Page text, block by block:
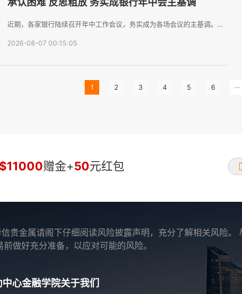
近期，各家银行陆续召开年中工作会议，务实成为各场会议的主基调。不
题。在行业增速放缓的背景下，各家银行不再单纯依靠规模冲刺拉动业
2026-08-07 00:15:05
1 2 3 4 5 6 ···
$11000赠金+50元红包
贵金属请阁下仔细阅读风险披露声明，充分了解相关风险
做好充分准备，以应对可能的风险。
中心金融学院关于我们